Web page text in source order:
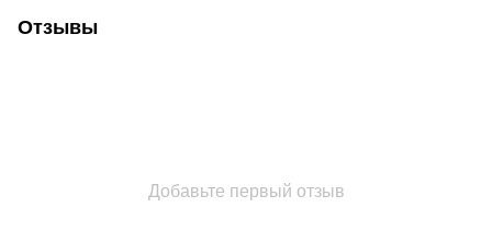
Отзывы
Добавьте первый отзыв